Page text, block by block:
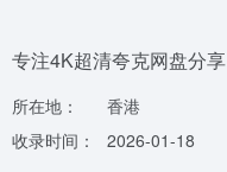
专注4K超清夸克网盘分享
所在地：
香港
收录时间：
2026-01-18